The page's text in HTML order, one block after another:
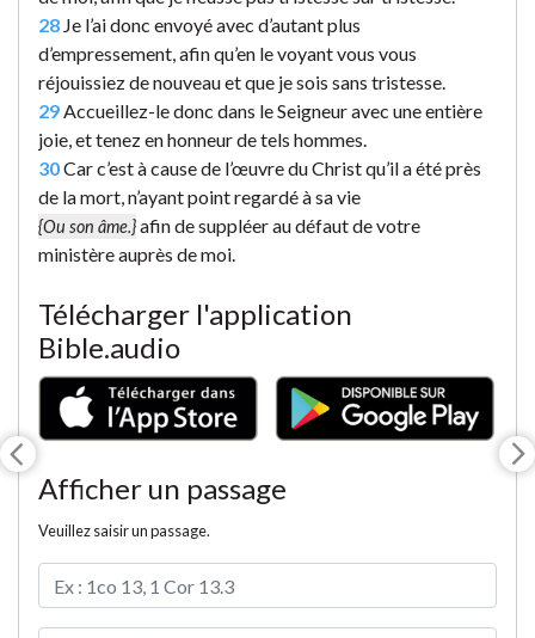
28 Je l’ai donc envoyé avec d’autant plus
d’empressement, afin qu’en le voyant vous vous
réjouissiez de nouveau et que je sois sans tristesse.
29 Accueillez-le donc dans le Seigneur avec une entière
joie, et tenez en honneur de tels hommes.
30Car c’est à cause de l’œuvre du Christ qu’il a été près
de la mort, n’ayant point regardé à sa vie
{Ou son âme.}afin de suppléer au défaut de votre
ministère auprès de moi.
Télécharger l'application
Bible.audio
Afficher un passage
Veuillez saisir un passage.